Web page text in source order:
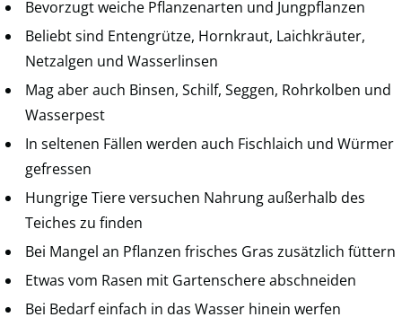
Bevorzugt weiche Pflanzenarten und Jungpflanzen
Beliebt sind Entengrütze, Hornkraut, Laichkräuter,
Netzalgen und Wasserlinsen
Mag aber auch Binsen, Schilf, Seggen, Rohrkolben und
Wasserpest
In seltenen Fällen werden auch Fischlaich und Würmer
gefressen
Hungrige Tiere versuchen Nahrung außerhalb des
Teiches zu finden
Bei Mangel an Pflanzen frisches Gras zusätzlich füttern
Etwas vom Rasen mit Gartenschere abschneiden
Bei Bedarf einfach in das Wasser hinein werfen